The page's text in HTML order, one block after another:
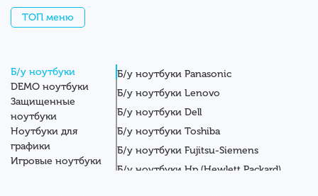
ТОП меню
Б/у ноутбуки
DEMO ноутбуки
Защищенные
ноутбуки
Ноутбуки для
графики
Игровые ноутбуки
Б/у ноутбуки Panasonic
Б/у ноутбуки Lenovo
Б/у ноутбуки Dell
Б/у ноутбуки Toshiba
Б/у ноутбуки Fujitsu-Siemens
Б/у ноутбуки Hp (Hewlett Packard)